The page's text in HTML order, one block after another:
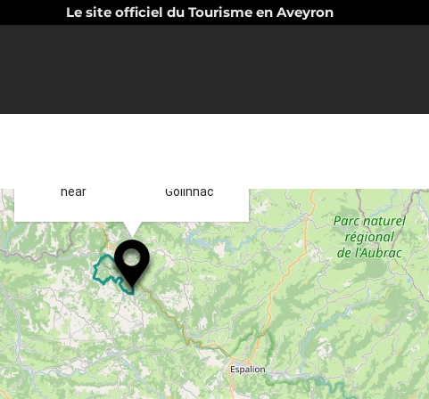
Le site officiel du Tourisme en Aveyron
near
Golinhac
×